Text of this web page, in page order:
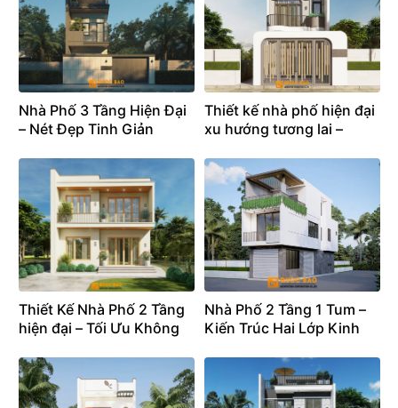
Nhà Phố 3 Tầng Hiện Đại
– Nét Đẹp Tinh Giản
Đại
Thiết kế nhà phố hiện đại
xu hướng tương lai –
nguyên mới
Thiết Kế Nhà Phố 2 Tầng
hiện đại – Tối Ưu Không
Nhà Phố 2 Tầng 1 Tum –
Kiến Trúc Hai Lớp Kinh
Sắc